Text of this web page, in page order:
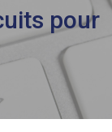
pour